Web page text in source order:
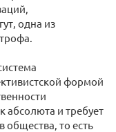
одна из
формой
абсолюта и требует
общества, то есть